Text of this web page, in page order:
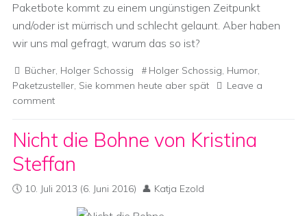
Paketbote kommt zu einem ungünstigen Zeitpunkt
und/oder ist mürrisch und schlecht gelaunt. Aber haben
wir uns mal gefragt, warum das so ist?
Bücher, Holger Schossig Holger Schossig, Humor,
Paketzusteller, Sie kommen heute aber spät
Leave a
comment
Nicht die Bohne von Kristina
Steffan
10. Juli 2013 (6. Juni 2016) Katja Ezold